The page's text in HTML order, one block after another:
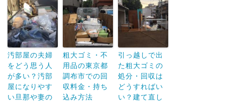
汚部屋の夫婦
をどう思う人
が多い？汚部
屋になりやす
い旦那や妻の
粗大ゴミ・不
用品の東京都
調布市での回
収料金・持ち
込み方法
引っ越しで出
た粗大ゴミの
処分・回収は
どうすればい
い？建て直し